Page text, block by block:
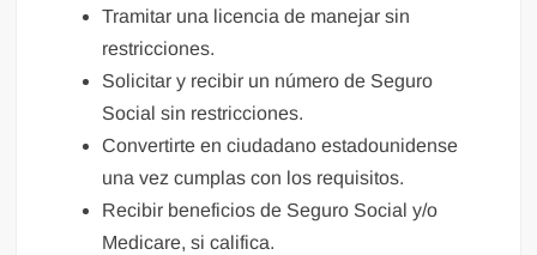
Tramitar una licencia de manejar sin
restricciones.
Solicitar y recibir un número de Seguro
Social sin restricciones.
Convertirte en ciudadano estadounidense
una vez cumplas con los requisitos.
Recibir beneficios de Seguro Social y/o
Medicare, si califica.